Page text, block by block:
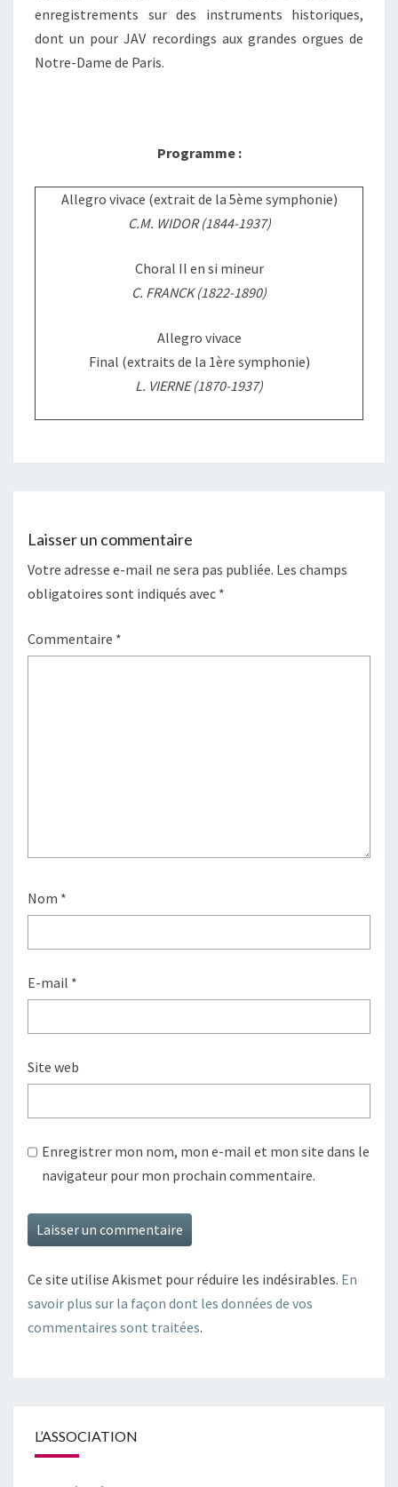
enregistrements sur des instruments historiques,
dont un pour JAV recordings aux grandes orgues de
Notre-Dame de Paris.
Programme :
Allegro vivace (extrait de la 5ème symphonie)
C.M. WIDOR (1844-1937)
Choral II en si mineur
C. FRANCK (1822-1890)
Allegro vivace
Final (extraits de la 1ère symphonie)
L. VIERNE (1870-1937)
Laisser un commentaire
Votre adresse e-mail ne sera pas publiée. Les champs
obligatoires sont indiqués avec *
Commentaire *
Nom *
E-mail *
Site web
Enregistrer mon nom, mon e-mail et mon site dans le
navigateur pour mon prochain commentaire.
Ce site utilise Akismet pour réduire les indésirables. En
savoir plus sur la façon dont les données de vos
commentaires sont traitées.
L’ASSOCIATION